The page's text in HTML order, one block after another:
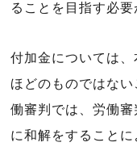
ることを目指す必要
付加金については
ほどのものではな
働審判では、労働
に和解をすることに